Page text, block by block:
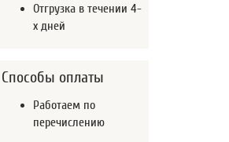
Отгрузка в течении 4-
х дней
Способы оплаты
Работаем по
перечислению